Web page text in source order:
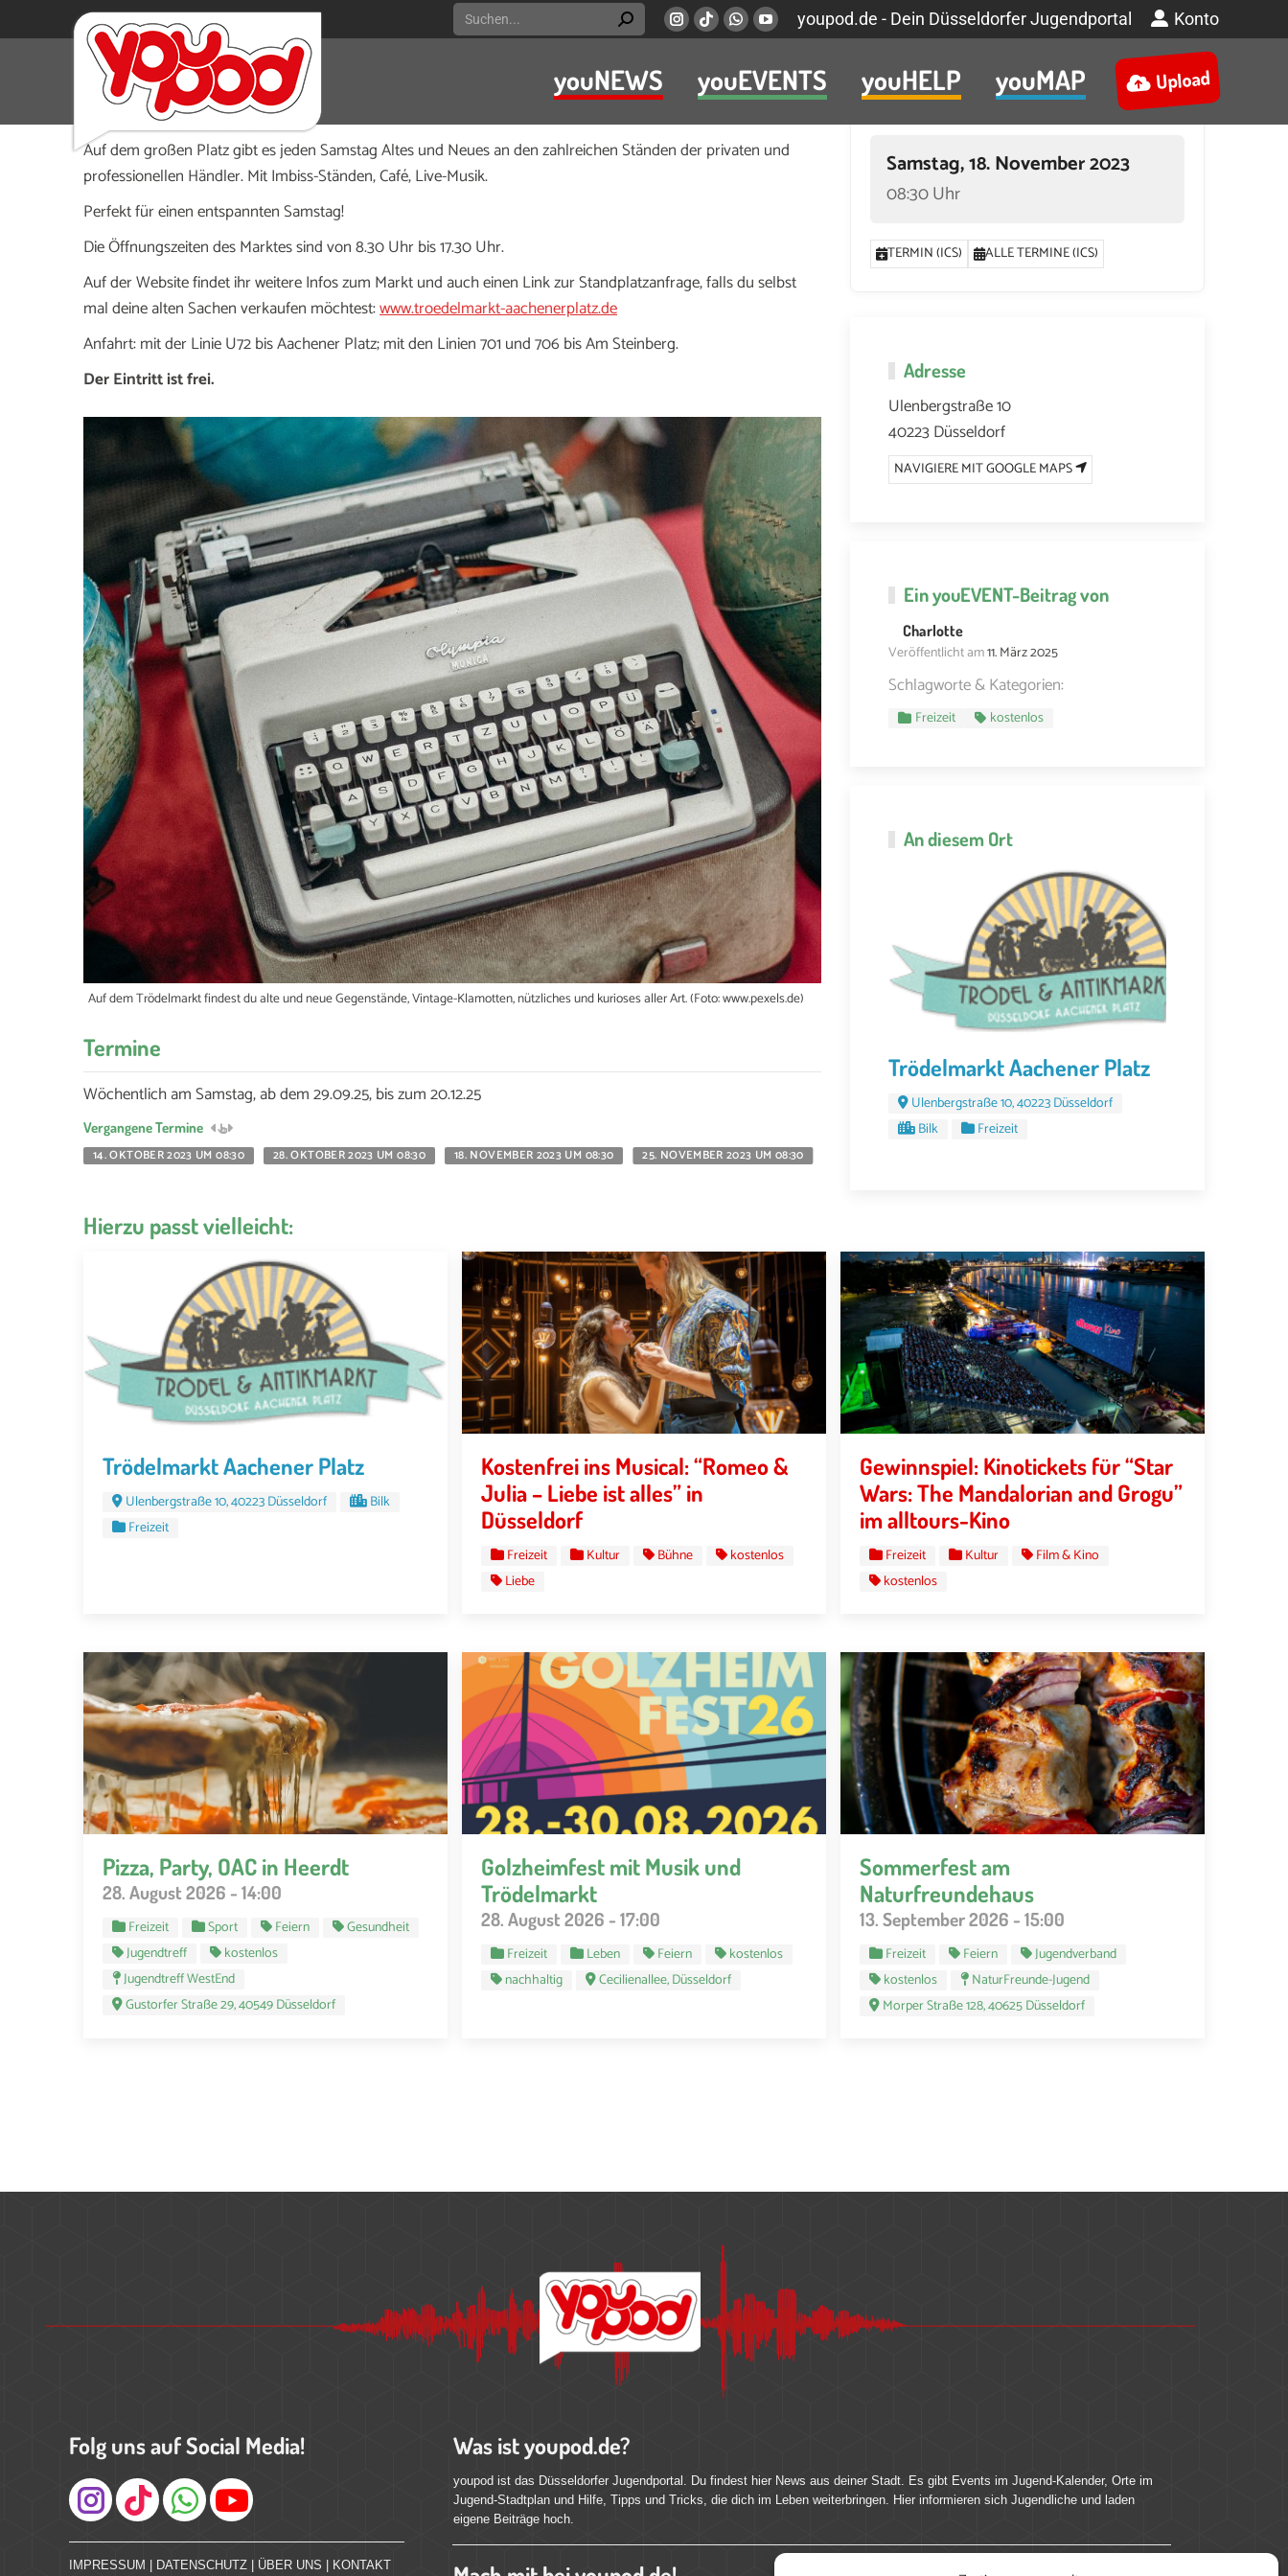
Search:
Instagram
opens
new
window
Viber
opens
in
new
window
Whatsapp
opens
in
new
window
YouTube
opens
in
new
window
youpod.de - Dein Düsseldorfer Jugendportal Konto
youNEWS youEVENTS youHELP youMAP Upload
Der Trödel- und Antikmarkt am Aachener Platz in Düsseldorf-Bilk. Eine charmante Mischung aus Pariser Flair
und Made in Germany. Dieser Markt ist seit über 44 Jahren Kult in Düsseldorf!
Auf dem großen Platz gibt es jeden Samstag Altes und Neues an den zahlreichen Ständen der privaten und
professionellen Händler. Mit Imbiss-Ständen, Café, Live-Musik.
Perfekt für einen entspannten Samstag!
Die Öffnungszeiten des Marktes sind von 8.30 Uhr bis 17.30 Uhr.
Auf der Website findet ihr weitere Infos zum Markt und auch einen Link zur Standplatzanfrage, falls du selbst
mal deine alten Sachen verkaufen möchtest:www.troedelmarkt-aachenerplatz.de
Anfahrt: mit der Linie U72 bis Aachener Platz; mit den Linien 701 und 706 bis Am Steinberg.
Der Eintritt ist frei.
Auf dem Trödelmarkt findest du alte und neue Gegenstände, Vintage-Klamotten, nützliches und kurioses aller Art. (Foto: www.pexels.de)
Termine
Wöchentlich am Samstag, ab dem 29.09.25, bis zum 20.12.25
Vergangene Termine
14. OKTOBER 2023 UM 08:30
28. OKTOBER 2023 UM 08:30 18. NOVEMBER 2023 UM 08:30 25. NOVEMBER 2023 UM 08:30
Samstag, 18. November 2023
08:30 Uhr
TERMIN (ICS) ALLE TERMINE (ICS)
Adresse
Ulenbergstraße 10
40223 Düsseldorf
NAVIGIERE MIT GOOGLE MAPS
EinyouEVENT-Beitrag von
Charlotte
Veröffentlicht am11. März 2025
Schlagworte & Kategorien:
Freizeit kostenlos
An diesem Ort
Trödelmarkt Aachener Platz
Ulenbergstraße 10, 40223 Düsseldorf
Bilk
Freizeit
Hierzu passt vielleicht:
Trödelmarkt Aachener Platz
Ulenbergstraße 10, 40223 Düsseldorf
Bilk
Freizeit
Kostenfrei ins Musical: “Romeo &
Julia – Liebe ist alles” in
Düsseldorf
Freizeit Kultur Bühne
kostenlos
Liebe
Gewinnspiel: Kinotickets für “Star
Wars: The Mandalorian and Grogu”
im alltours-Kino
Freizeit Kultur
Film & Kino
kostenlos
Pizza, Party, OAC in Heerdt
28. August 2026 - 14:00
Freizeit Sport Feiern
Gesundheit
Jugendtreff
kostenlos
Jugendtreff WestEnd
Gustorfer Straße 29, 40549 Düsseldorf
Golzheimfest mit Musik und
Trödelmarkt
28. August 2026 - 17:00
Freizeit Leben Feiern
kostenlos
nachhaltig
Cecilienallee, Düsseldorf
Sommerfest am
Naturfreundehaus
13. September 2026 - 15:00
Freizeit Feiern
Jugendverband
kostenlos
NaturFreunde-Jugend
Morper Straße 128, 40625 Düsseldorf
Folg uns auf Social Media!
Instagram
IMPRESSUM DATENSCHUTZ ÜBER UNS KONTAKT
Was ist youpod.de?
youpod ist das Düsseldorfer Jugendportal. Du findest hier News aus deiner Stadt. Es gibt Events im Jugend-Kalender, Orte im
Jugend-Stadtplan und Hilfe, Tipps und Tricks, die dich im Leben weiterbringen. Hier informieren sich Jugendliche und laden
eigene Beiträge hoch.